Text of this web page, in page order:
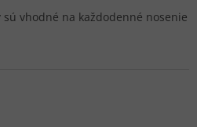
sú vhodné na každodenné nosenie